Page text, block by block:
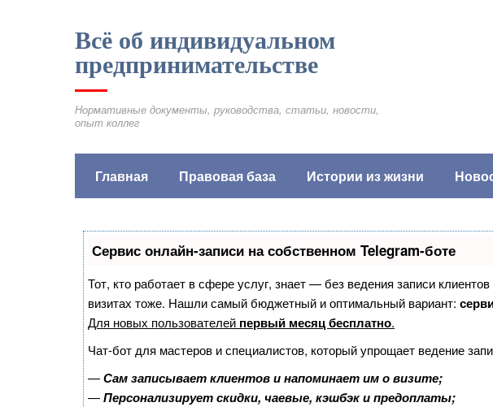
Всё об индивидуальном
предпринимательстве
Нормативные документы, руководства, статьи, новости,
опыт коллег
Главная Правовая база Истории из жизни
Сервис онлайн-записи на собственном Telegram-боте
Тот, кто работает в сфере услуг, знает — без ведения записи
визитах тоже. Нашли самый бюджетный и оптимальный вариант:
Для новых пользователей первый месяц бесплатно.
Чат-бот для мастеров и специалистов, который упрощает ведение
—Сам записывает клиентов и напоминает им о визите;
—Персонализирует скидки, чаевые, кэшбэк и предоплаты;